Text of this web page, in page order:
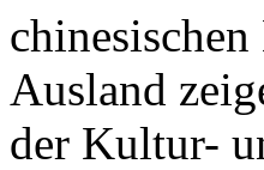
Ausland
der Kultur-